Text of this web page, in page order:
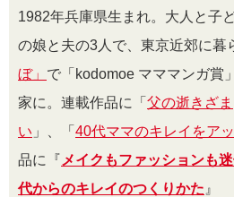
1982年兵庫県生まれ。大人と子
の娘と夫の3人で、東京近郊に暮
ぼ」 で「kodomoe マママンガ賞
家に。連載作品に「 父の逝きざま
い 」、「 40代ママのキレイをア
品に『 メイクもファッションも
代からのキレイのつくりかた 』